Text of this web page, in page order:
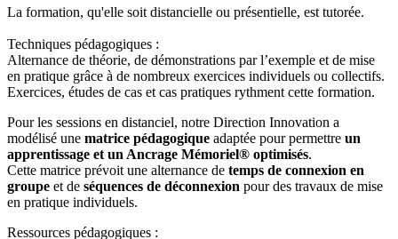
La formation, qu'elle soit distancielle ou présentielle, est tutorée.
Techniques pédagogiques :
Alternance de théorie, de démonstrations par l’exemple et de mise
en pratique grâce à de nombreux exercices individuels ou collectifs.
Exercices, études de cas et cas pratiques rythment cette formation.
Pour les sessions en distanciel, notre Direction Innovation a
modélisé une matrice pédagogique adaptée pour permettre un
apprentissage et un Ancrage Mémoriel® optimisés.
Cette matrice prévoit une alternance de temps de connexion en
groupe et de séquences de déconnexion pour des travaux de mise
en pratique individuels.
Ressources pédagogiques :